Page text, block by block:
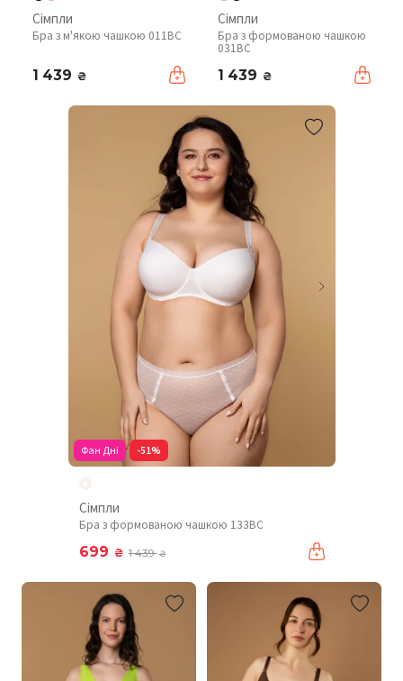
Сімпли
Бра з м'якою чашкою 011BC
1 439 ₴
Сімпли
Бра з формованою чашкою
031BC
1 439 ₴
Фан Дні -51%
Сімпли
Бра з формованою чашкою 133BC
699 ₴ 1 439₴